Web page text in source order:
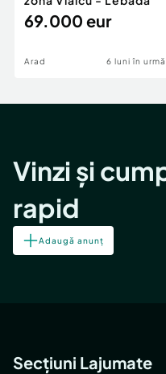
69.000 eur
Arad 6 luni în urmă
Vinzi și
rapid
Adaugă anunț
Secțiuni Lajumate